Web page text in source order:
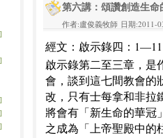
第六講：頌讚創造生命
作者:盧俊義牧師 日期:2011-
經文：啟示錄四：1—11
啟示錄第二至三章，是
會，談到這七間教會的
改，只有士每拿和非拉
將會有「新生命的華冠
之成為「上帝聖殿中的